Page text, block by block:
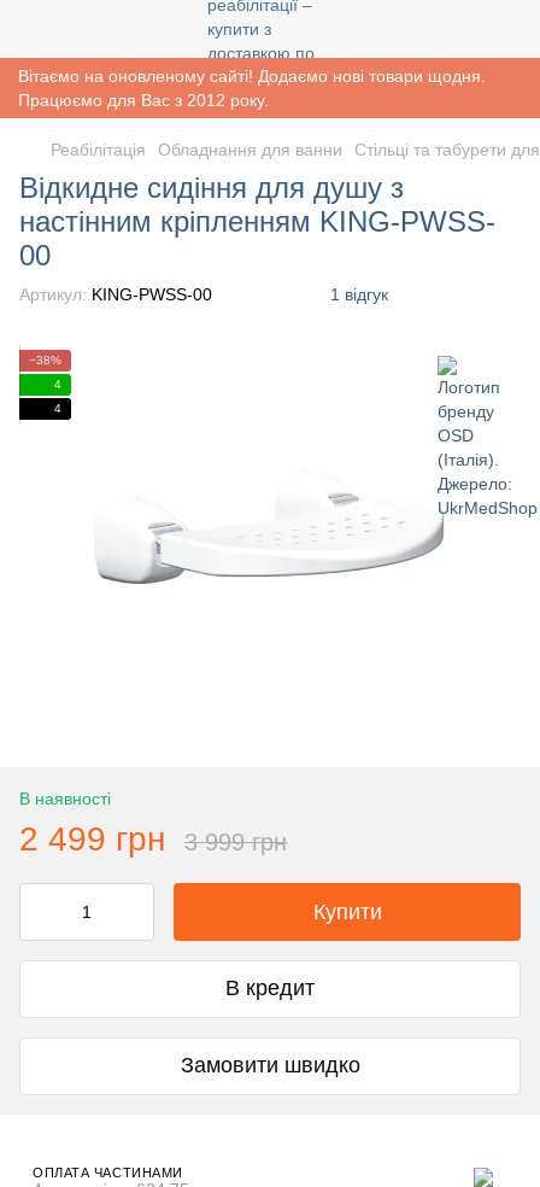
Вітаємо на оновленому сайті! Додаємо нові товари щодня.
Працюємо для Вас з 2012 року.
Реабiлiтацiя Обладнання для ванни Стільці та табурети
Відкидне сидіння для душу з
настінним кріпленням KING-PWSS-
00
Артикул: KING-PWSS-00 1 відгук
−38%
4
4
В наявності
2 499 грн 3 999 грн
Купити
В кредит
Замовити швидко
ОПЛАТА ЧАСТИНАМИ